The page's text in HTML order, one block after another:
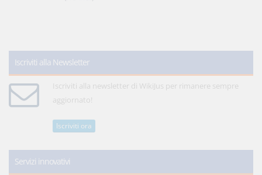
Iscriviti alla Newsletter
Iscriviti alla newsletter di WikiJus per rimanere sempre
aggiornato!
Iscriviti ora
Servizi innovativi